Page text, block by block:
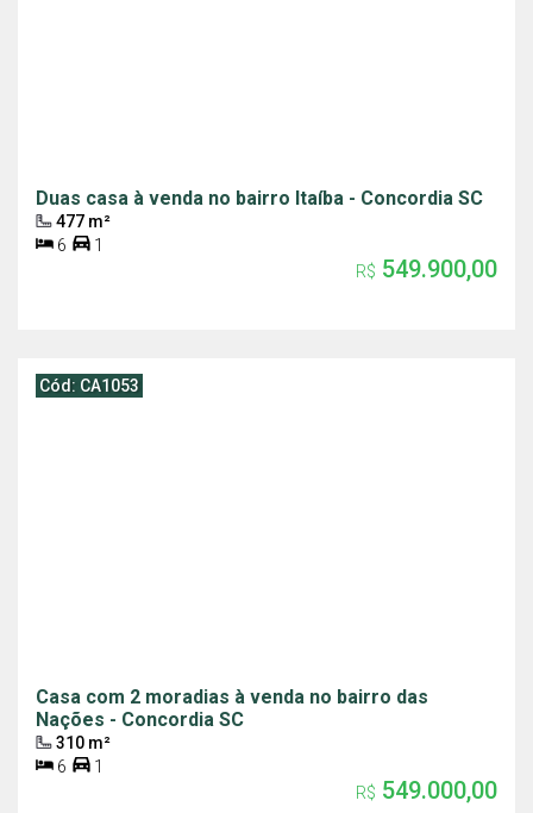
Duas casa à venda no bairro Itaíba - Concordia SC
477 m²
6
1
R$ 549.900,00
Cód: CA1053
Casa com 2 moradias à venda no bairro das
Nações - Concordia SC
310 m²
6
1
R$ 549.000,00